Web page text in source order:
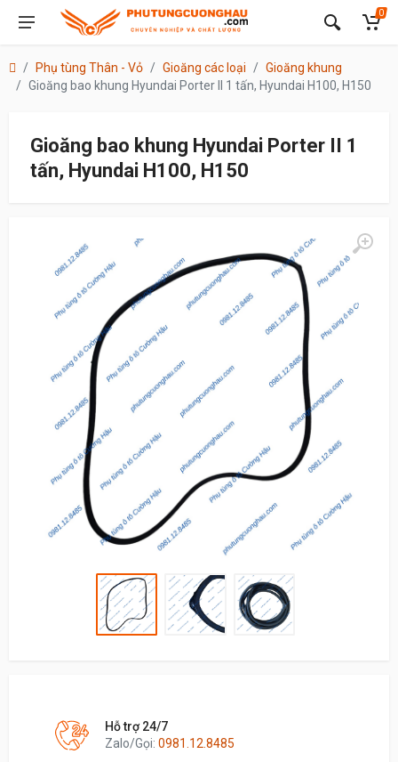
0
Phụ tùng Thân - Vỏ Gioăng các loại
Gioăng khung
Gioăng bao khung Hyundai Porter II 1 tấn, Hyundai H100, H150
Gioăng bao khung Hyundai Porter II 1
tấn, Hyundai H100, H150
Hỗ trợ 24/7
Zalo/Gọi: 0981.12.8485